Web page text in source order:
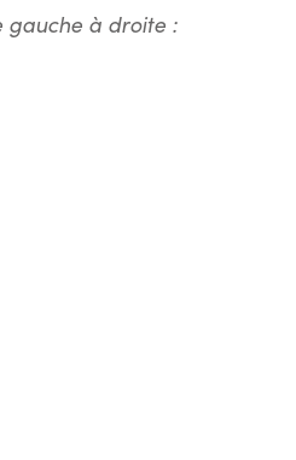
gauche à droite :